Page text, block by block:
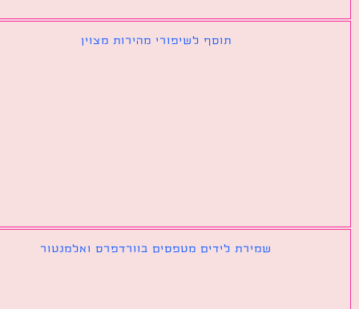
תוסף לשיפורי מהירות מצוין
שמירת לידים מטפסים בוורדפרס ואלמנטור